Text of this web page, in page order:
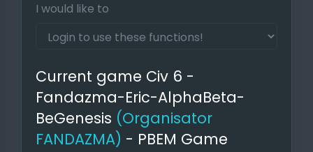
I would like to
Current game Civ 6 -
Fandazma-Eric-AlphaBeta-
BeGenesis (Organisator
FANDAZMA) - PBEM Game